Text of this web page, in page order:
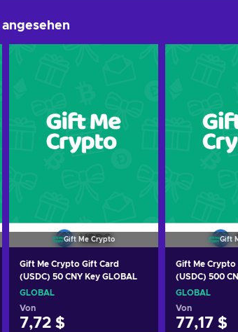
Gift Me Crypto
Gift Me Crypto Gift Card
(USDC) 50 CNY Key GLOBAL
GLOBAL
Von
7,72 $
Gift
Gift Me Crypto
(USDC) 500
GLOBAL
Von
77,17 $